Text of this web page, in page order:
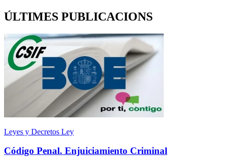
ÚLTIMES PUBLICACIONS
Leyes y Decretos Ley
Código Penal. Enjuiciamiento Criminal